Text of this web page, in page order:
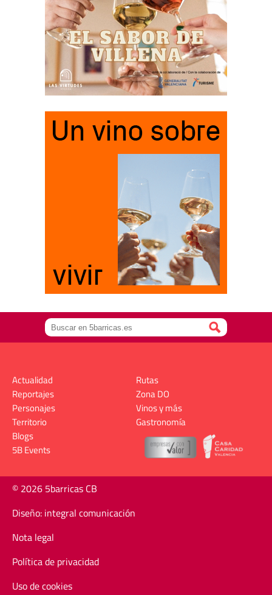
Actualidad
Reportajes
Personajes
Territorio
Rutas
Zona DO
Vinos y más
Gastronomía
Blogs
5B Events
© 2026 5barricas CB
Diseño: integral comunicación
Nota legal
Política de privacidad
Uso de cookies